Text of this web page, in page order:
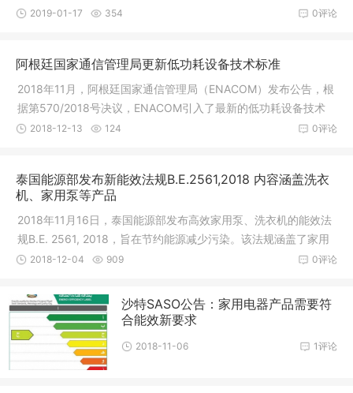
采购商等利益相关方提供专业的能效技术参考和认证。一、认证
0评论
2019-01-17 354
阿根廷国家通信管理局更新低功耗设备技术标准
2018年11月，阿根廷国家通信管理局（ENACOM）发布公告，根
据第570/2018号决议，ENACOM引入了最新的低功耗设备技术
标准ENACOM - Q2 -60.14 V18.1。此次引入的新技术标准带来了
0评论
2018-12-13 124
泰国能源部发布新能效法规B.E.2561,2018 内容涵盖洗衣
机、家用泵等产品
2018年11月16日，泰国能源部发布高效家用泵、洗衣机的能效法
规B.E. 2561, 2018，旨在节约能源减少污染。该法规涵盖了家用
泵的定义、能效计算方法和测试方法及家用洗衣机的能效计算方
0评论
2018-12-04 909
沙特SASO公告：家用电器产品需要符
合能效新要求
1评论
2018-11-06